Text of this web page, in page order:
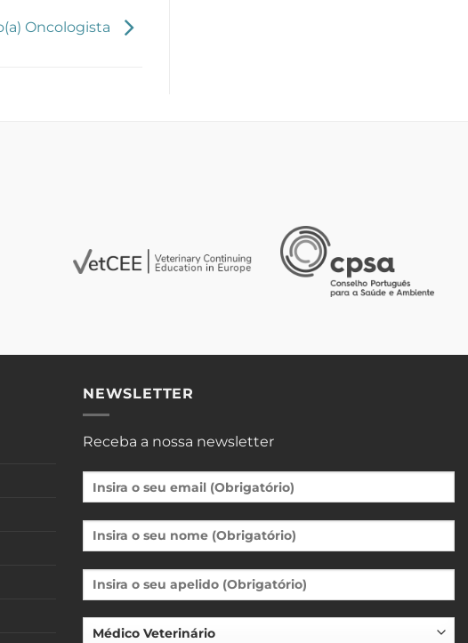
Oncologista
NEWSLETTER
Receba a nossa newsletter